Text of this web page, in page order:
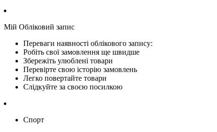
Мій Обліковий запис
Переваги наявності облікового запису:
Робіть свої замовлення ще швидше
Збережіть улюблені товари
Перевірте свою історію замовлень
Легко повертайте товари
Слідкуйте за своєю посилкою
Спорт